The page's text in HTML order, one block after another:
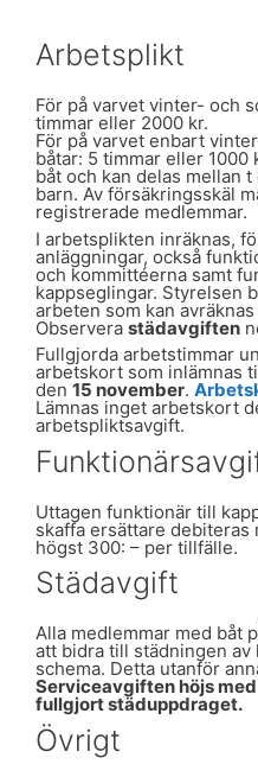
Arbetsplikt
För på varvet vinter- och
timmar eller 2000 kr.
För på varvet enbart
båtar: 5 timmar eller
båt och kan delas mellan
barn. Av försäkringsskäl
registrerade medlemmar.
I arbetsplikten inräknas,
anläggningar, också
och kommittéerna samt
kappseglingar. Styrelsen
arbeten som kan
Observera städavgiften
Fullgjorda arbetstimmar
arbetskort som inlämnas
den 15 november.
Lämnas inget arbetskort
arbetspliktsavgift.
Uttagen funktionär till
skaffa ersättare debiteras
högst 300: – per tillfälle.
Städavgift
Alla medlemmar med båt
att bidra till städningen
schema. Detta utanför
Serviceavgiften höjs
fullgjort städuppdraget.
Övrigt